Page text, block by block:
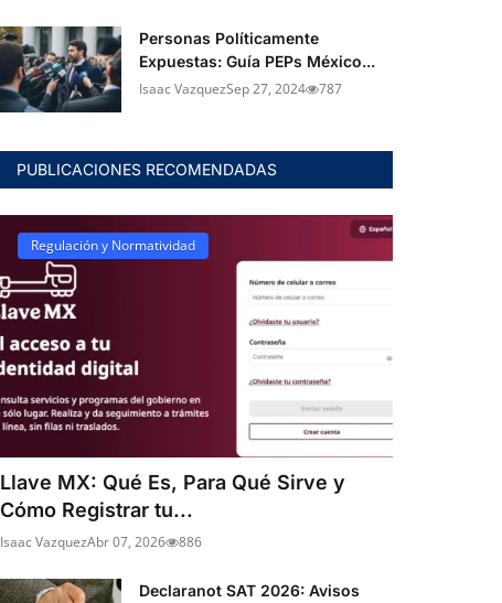
Personas Políticamente
Expuestas: Guía PEPs México...
Isaac VazquezSep 27, 2024 787
PUBLICACIONES RECOMENDADAS
Regulación y Normatividad
Llave MX: Qué Es, Para Qué Sirve y
Cómo Registrar tu...
Isaac VazquezAbr 07, 2026 886
Declaranot SAT 2026: Avisos